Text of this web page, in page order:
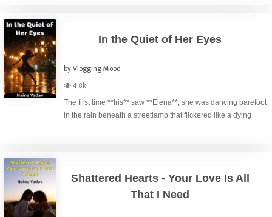
came to her on a Tuesda
In the Quiet of Her Eyes
by Vlogging Mood
4.8k
The first time **Iris** saw **Elena**, she was dancing barefoot
in the rain beneath a streetlamp that flickered like a dying
heartbeat. Midnight had fallen over the city, soft and cold, yet
Shattered Hearts - Your Love Is All
That I Need